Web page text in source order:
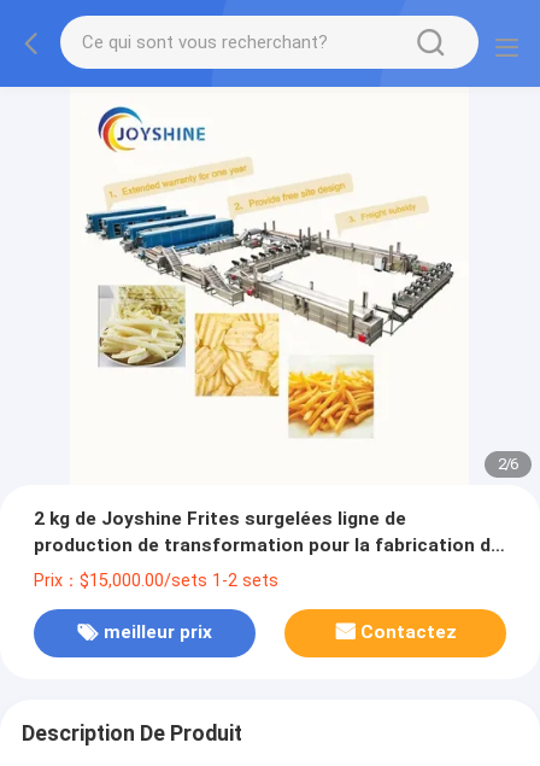
2/6
2 kg de Joyshine Frites surgelées ligne de
production de transformation pour la fabrication de
frites dorées
Prix：$15,000.00/sets 1-2 sets
meilleur prix Contactez
Description De Produit